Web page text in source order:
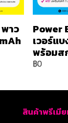
พาว
Power
เวอร์แ
พร้อมส
฿0
สินค้าพรีเมี